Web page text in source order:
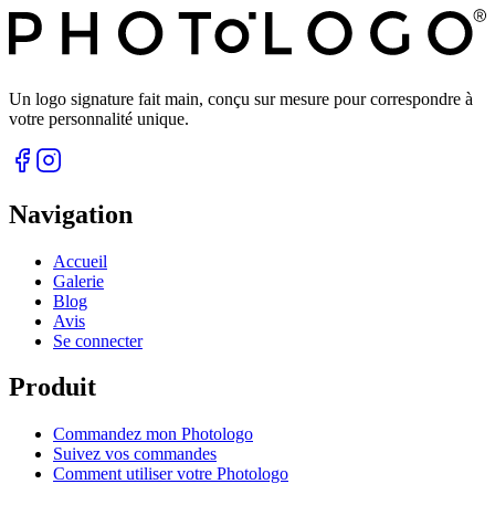
Un logo signature fait main, conçu sur mesure pour correspondre à
votre personnalité unique.
Navigation
Accueil
Galerie
Blog
Avis
Se connecter
Produit
Commandez mon Photologo
Suivez vos commandes
Comment utiliser votre Photologo